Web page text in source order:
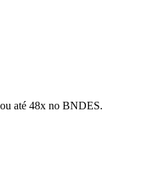
até 48x no BNDES.